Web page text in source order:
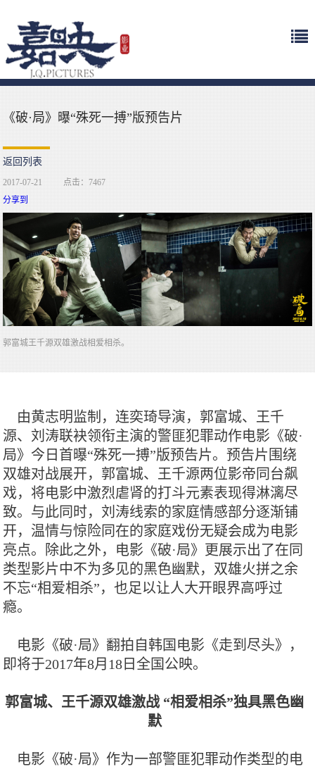
《破·局》曝“殊死一搏”版预告片
返回列表
2017-07-21
点击：7467
分享到
​郭富城王千源双雄激战相爱相杀。
由黄志明监制，连奕琦导演，郭富城、王千
源、刘涛联袂领衔主演的警匪犯罪动作电影《破·
局》今日首曝“殊死一搏”版预告片。预告片围绕
双雄对战展开，郭富城、王千源两位影帝同台飙
戏，将电影中激烈虐肾的打斗元素表现得淋漓尽
致。与此同时，刘涛线索的家庭情感部分逐渐铺
开，温情与惊险同在的家庭戏份无疑会成为电影
亮点。除此之外，电影《破·局》更展示出了在同
类型影片中不为多见的黑色幽默，双雄火拼之余
不忘“相爱相杀”，也足以让人大开眼界高呼过
瘾。
电影《破·局》翻拍自韩国电影《走到尽头》，
即将于2017年8月18日全国公映。
郭富城、王千源双雄激战 “相爱相杀”独具黑色幽
默
电影《破·局》作为一部警匪犯罪动作类型的电